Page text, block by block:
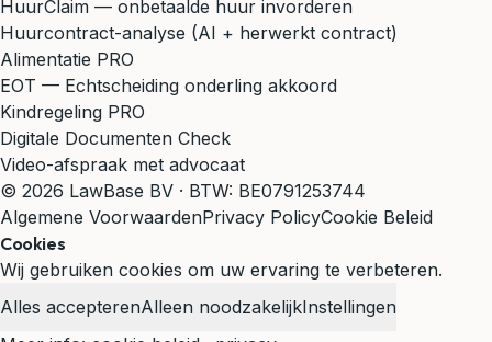
HuurClaim — onbetaalde huur invorderen
Huurcontract-analyse (AI + herwerkt contract)
Alimentatie PRO
EOT — Echtscheiding onderling akkoord
Kindregeling PRO
Digitale Documenten Check
Video-afspraak met advocaat
© 2026 LawBase BV · BTW: BE0791253744
Algemene VoorwaardenPrivacy PolicyCookie Beleid
Cookies
Wij gebruiken cookies om uw ervaring te verbeteren.
Alles accepterenAlleen noodzakelijkInstellingen